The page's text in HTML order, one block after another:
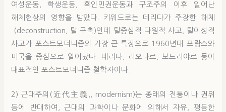
여성운동, 학생운동, 흑인민권운동과 구조주의 이후 일어난
해체현상의 영향을 받았다. 키워드로는 데리다가 주장한 해체
(deconstruction, 탈 구축)인데 탈중심적 다원적 사고, 탈이성적
사고가 포스트모더니즘의 가장 큰 특징으로 1960년대 프랑스와
미국을 중심으로 일어났다. 데리다, 리오타르, 보드리야르 등이
대표적인 포스트모더니즘 철학자이다.
2) 근대주의(近代主義,, modernism)는 종래의 전통이나 권위
등에 반대하여, 근대의 과학이나 문화에 의해서 자유, 평등한